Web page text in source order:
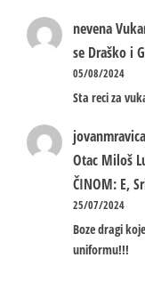
nevena
se Draško i
05/08/2024
Sta reci za
jovanmravica
Otac Miloš
ČINOM: E,
25/07/2024
Boze dragi
uniformu!!!